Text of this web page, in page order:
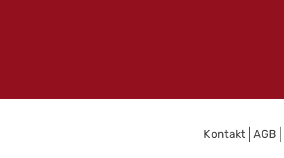
Kontakt AGB